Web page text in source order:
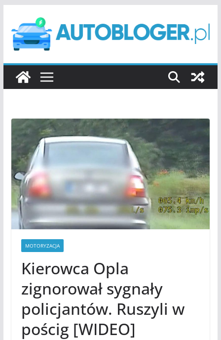
treści
MOTORYZACJA
Kierowca Opla
zignorował sygnały
policjantów. Ruszyli w
pościg [WIDEO]